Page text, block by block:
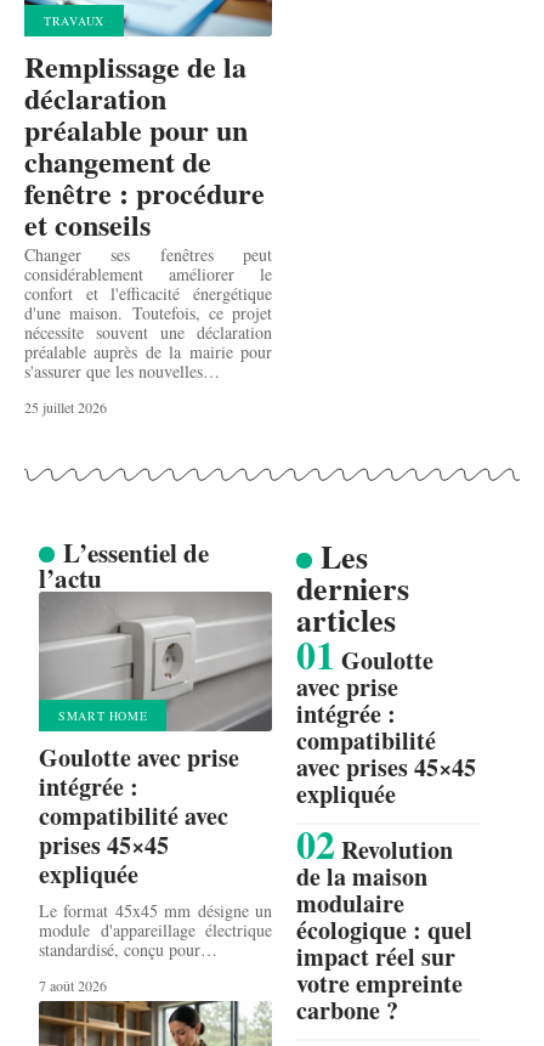
TRAVAUX
Remplissage de la
déclaration
préalable pour un
changement de
fenêtre : procédure
et conseils
Changer ses fenêtres peut
considérablement améliorer le
confort et l'efficacité énergétique
d'une maison. Toutefois, ce projet
nécessite souvent une déclaration
préalable auprès de la mairie pour
s'assurer que les nouvelles…
25 juillet 2026
L’essentiel de
l’actu
SMART HOME
Goulotte avec prise
intégrée :
compatibilité avec
prises 45×45
expliquée
Le format 45x45 mm désigne un
module d'appareillage électrique
standardisé, conçu pour…
7 août 2026
Les
derniers
articles
Goulotte
avec prise
intégrée :
compatibilité
avec prises 45×45
expliquée
Revolution
de la maison
modulaire
écologique : quel
impact réel sur
votre empreinte
carbone ?